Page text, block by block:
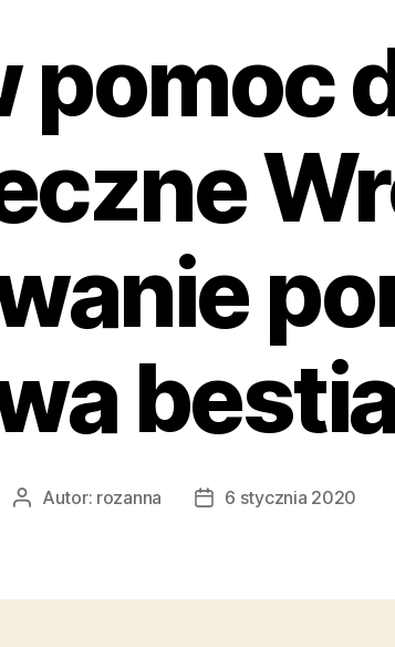
pomoc
AutorAutor: rozanna
Data6 stycznia 2020